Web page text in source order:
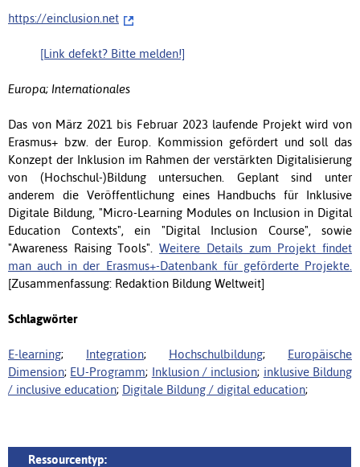
https://einclusion.net
[Link defekt? Bitte melden!]
Europa; Internationales
Das von März 2021 bis Februar 2023 laufende Projekt wird von
Erasmus+ bzw. der Europ. Kommission gefördert und soll das
Konzept der Inklusion im Rahmen der verstärkten Digitalisierung
von (Hochschul-)Bildung untersuchen. Geplant sind unter
anderem die Veröffentlichung eines Handbuchs für Inklusive
Digitale Bildung, "Micro-Learning Modules on Inclusion in Digital
Education Contexts", ein "Digital Inclusion Course", sowie
"Awareness Raising Tools".Weitere Details zum Projekt findet
man auch in der Erasmus+-Datenbank für geförderte Projekte.
[Zusammenfassung: Redaktion Bildung Weltweit]
Schlagwörter
E-learning; Integration; Hochschulbildung; Europäische
Dimension; EU-Programm; Inklusion / inclusion; inklusive Bildung
/ inclusive education; Digitale Bildung / digital education;
Ressourcentyp: